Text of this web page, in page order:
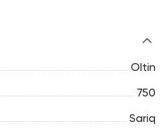
Oltin
750
Sariq